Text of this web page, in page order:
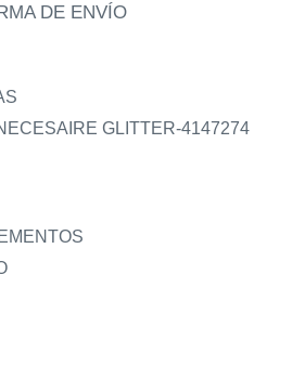
DE ENVÍO
GLITTER-4147274